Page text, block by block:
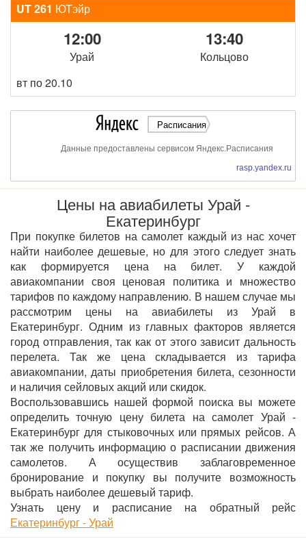
UT 261 ЮТэйр
12:00
Урай
13:40
Кольцово
вт по 20.10
Расписания
Данные предоставлены сервисом Яндекс.Расписания
rasp.yandex.ru
Цены на авиабилеты Урай -
Екатеринбург
При покупке билетов на самолет каждый из нас хочет
найти наиболее дешевые, но для этого следует знать
как формируется цена на билет. У каждой
авиакомпании своя ценовая политика и множество
тарифов по каждому направлению. В нашем случае мы
рассмотрим цены на авиабилеты из Урай в
Екатеринбург. Одним из главных факторов является
город отправления, так как от этого зависит дальность
перелета. Так же цена складывается из тарифа
авиакомпании, даты приобретения билета, сезонности
и наличия сейловых акций или скидок.
Воспользовавшись нашей формой поиска вы можете
определить точную цену билета на самолет Урай -
Екатеринбург для стыковочных или прямых рейсов. А
так же получить информацию о расписании движения
самолетов. А осуществив заблаговременное
бронирование и покупку вы получите возможность
выбрать наиболее дешевый тариф.
Узнать цену и расписание на обратный рейс
Екатеринбург - Урай